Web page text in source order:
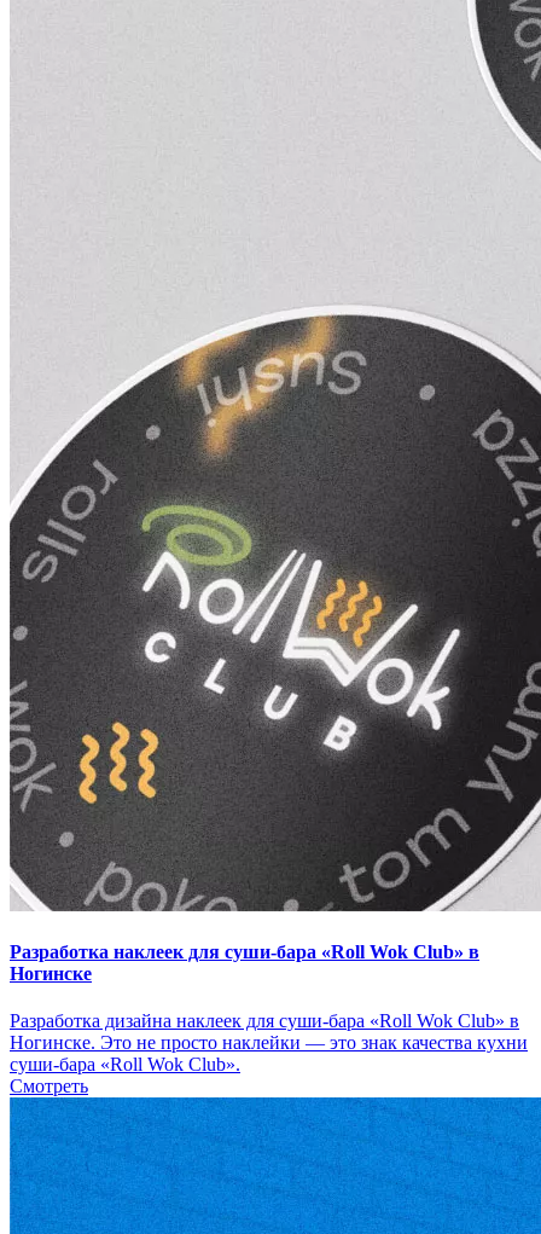
Разработка наклеек для суши-бара «Roll Wok Club» в
Ногинске
Разработка дизайна наклеек для суши-бара «Roll Wok Club» в
Ногинске. Это не просто наклейки — это знак качества кухни
суши-бара «Roll Wok Club».
Смотреть